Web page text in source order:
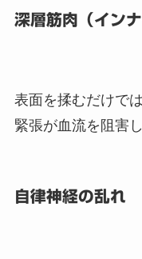
深層筋肉（イン
表面を揉むだけで
緊張が血流を阻害
自律神経の乱れ